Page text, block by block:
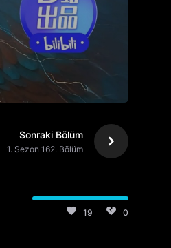
Sonraki Bölüm
1. Sezon 162. Bölüm
19 0